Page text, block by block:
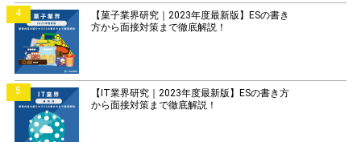
4
【菓子業界研究｜2023年度最新版】ESの書き
方から面接対策まで徹底解説！
5
【IT業界研究｜2023年度最新版】ESの書き方
から面接対策まで徹底解説！